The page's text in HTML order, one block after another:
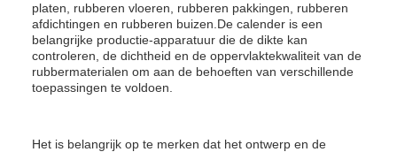
platen, rubberen vloeren, rubberen pakkingen, rubberen
afdichtingen en rubberen buizen.De calender is een
belangrijke productie-apparatuur die de dikte kan
controleren, de dichtheid en de oppervlaktekwaliteit van de
rubbermaterialen om aan de behoeften van verschillende
toepassingen te voldoen.
Het is belangrijk op te merken dat het ontwerp en de